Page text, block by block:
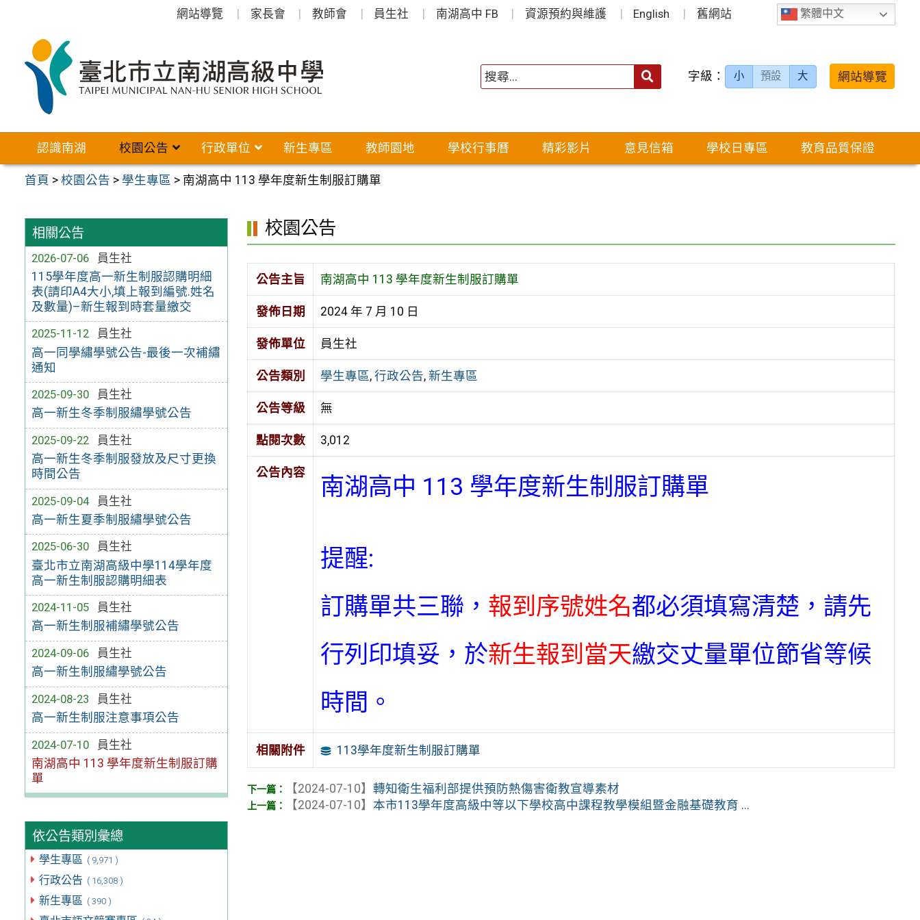
繁體中文
網站導覽 家長會 教師會 員生社 南湖高中 FB 資源預約與維護 English 舊網站
字級： 小 預設 大 網站導覽
認識南湖 校園公告 行政單位 新生專區 教師園地 學校行事曆 精彩影片 意見信箱 學校日專區 教育品質保證
首頁 >校園公告 > 學生專區 > 南湖高中 113 學年度新生制服訂購單
相關公告
2026-07-06
員生社
115學年度高一新生制服認購明細
表(請印A4大小,填上報到編號.姓名
及數量)–新生報到時套量繳交
2025-11-12
員生社
高一同學繡學號公告-最後一次補繡
通知
2025-09-30
員生社
高一新生冬季制服繡學號公告
2025-09-22
員生社
高一新生冬季制服發放及尺寸更換
時間公告
2025-09-04
員生社
高一新生夏季制服繡學號公告
2025-06-30
員生社
臺北市立南湖高級中學114學年度
高一新生制服認購明細表
2024-11-05
員生社
高一新生制服補繡學號公告
2024-09-06
員生社
高一新生制服繡學號公告
2024-08-23
員生社
高一新生制服注意事項公告
2024-07-10
員生社
南湖高中 113 學年度新生制服訂購
單
依公告類別彙總
學生專區 ( 9,971 )
行政公告 ( 16,308 )
新生專區 ( 390 )
校園公告
公告主旨 南湖高中 113 學年度新生制服訂購單
發佈日期 2024 年 7 月 10 日
發佈單位 員生社
公告類別 學生專區, 行政公告, 新生專區
公告等級 無
點閱次數 3,012
公告內容 南湖高中 113 學年度新生制服訂購單
提醒:
訂購單共三聯， 報到序號姓名都必須填寫清楚，請先
行列印填妥，於新生報到當天繳交丈量單位節省等候
時間。
相關附件 113學年度新生制服訂購單
【2024-07-10】轉知衛生福利部提供預防熱傷害衛教宣導素材
【2024-07-10】本市113學年度高級中等以下學校高中課程教學模組暨金融基礎教育 ...